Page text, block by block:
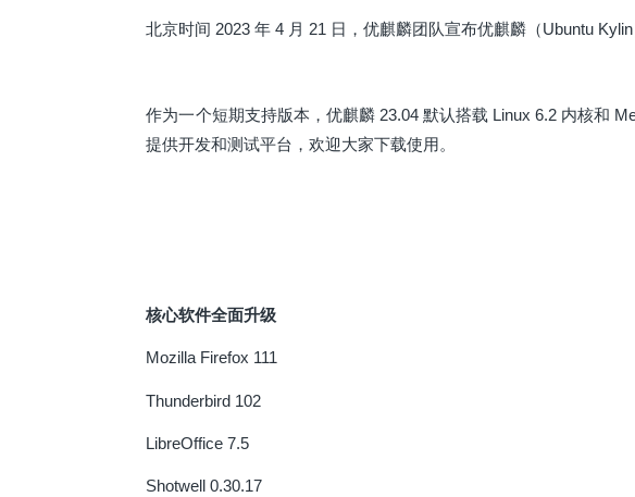
北京时间 2023 年 4 月 21 日，优麒麟团队宣布优麒麟（Ubuntu
作为一个短期支持版本，优麒麟 23.04 默认搭载 Linux 6.2 内核和
提供开发和测试平台，欢迎大家下载使用。
核心软件全面升级
Mozilla Firefox 111
Thunderbird 102
LibreOffice 7.5
Shotwell 0.30.17